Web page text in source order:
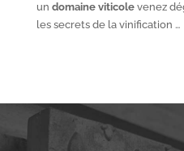
un domaine viticolevenez
les secrets de la vinification …